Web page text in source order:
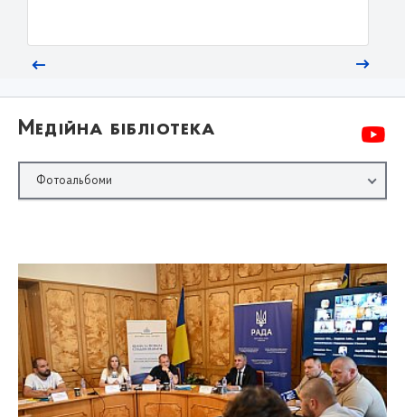
Медійна бібліотека
Фотоальбоми